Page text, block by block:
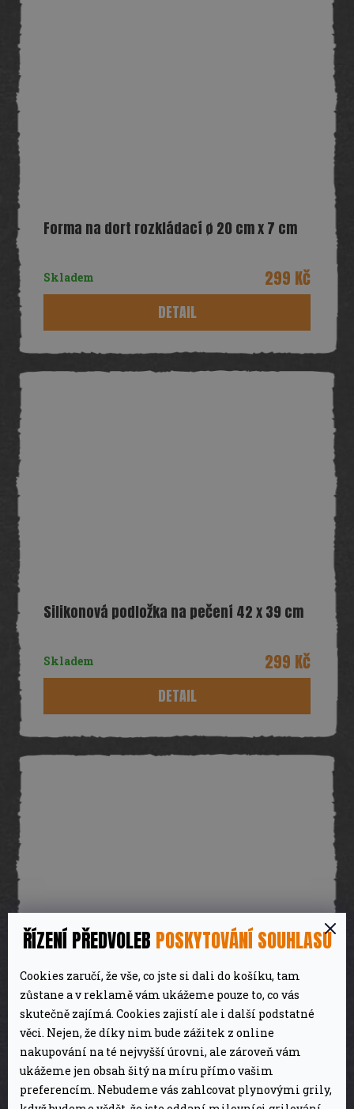
ŘÍZENÍ PŘEDVOLEB POSKYTOVÁNÍ SOUHLASU
Cookies zaručí, že vše, co jste si dali do košíku, tam
zůstane a v reklamě vám ukážeme pouze to, co vás
skutečně zajímá. Cookies zajistí ale i další podstatné
věci. Nejen, že díky nim bude zážitek z online
nakupování na té nejvyšší úrovni, ale zároveň vám
ukážeme jen obsah šitý na míru přímo vašim
preferencím. Nebudeme vás zahlcovat plynovými grily,
Forma na dort rozkládací ø 20 cm x 7 cm
Skladem 299 Kč
DETAIL
Silikonová podložka na pečení 42 x 39 cm
Skladem 299 Kč
DETAIL
Forma na muffiny silikon srdíčka, 8 ks
Skladem 269 Kč
DETAIL